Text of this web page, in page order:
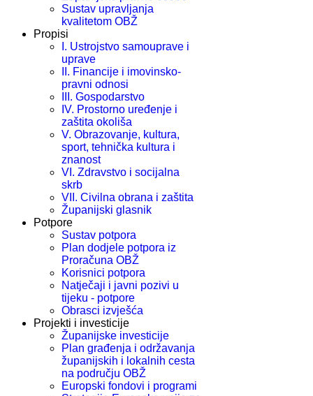
Sustav upravljanja
kvalitetom OBŽ
Propisi
I. Ustrojstvo samouprave i
uprave
II. Financije i imovinsko-
pravni odnosi
III. Gospodarstvo
IV. Prostorno uređenje i
zaštita okoliša
V. Obrazovanje, kultura,
sport, tehnička kultura i
znanost
VI. Zdravstvo i socijalna
skrb
VII. Civilna obrana i zaštita
Županijski glasnik
Potpore
Sustav potpora
Plan dodjele potpora iz
Proračuna OBŽ
Korisnici potpora
Natječaji i javni pozivi u
tijeku - potpore
Obrasci izvješća
Projekti i investicije
Županijske investicije
Plan građenja i održavanja
županijskih i lokalnih cesta
na području OBŽ
Europski fondovi i programi